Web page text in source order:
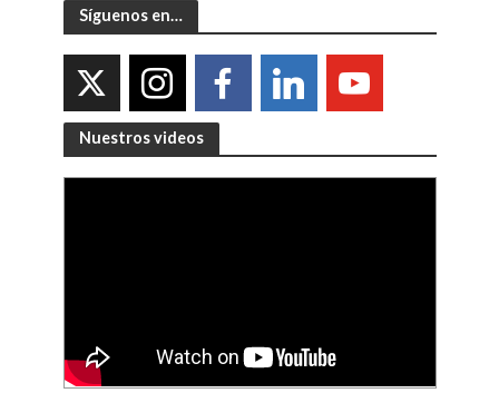
Síguenos en…
Nuestros videos